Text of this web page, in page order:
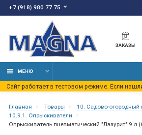
+7 (918) 980 77 75
ЗАКАЗЫ
МЕНЮ
Сайт работает в тестовом режиме. Если
Главная Товары
10. Садово-огородный
10.9.1. Опрыскиватели
Опрыскиватель пневматический "Лазурит" 9 л